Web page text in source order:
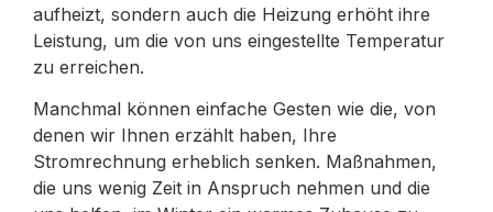
aufheizt, sondern auch die Heizung erhöht ihre
Leistung, um die von uns eingestellte Temperatur
zu erreichen.
Manchmal können einfache Gesten wie die, von
denen wir Ihnen erzählt haben, Ihre
Stromrechnung erheblich senken. Maßnahmen,
die uns wenig Zeit in Anspruch nehmen und die